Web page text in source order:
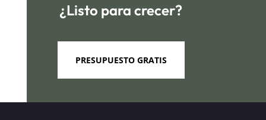
¿Listo para crecer?
PRESUPUESTO GRATIS